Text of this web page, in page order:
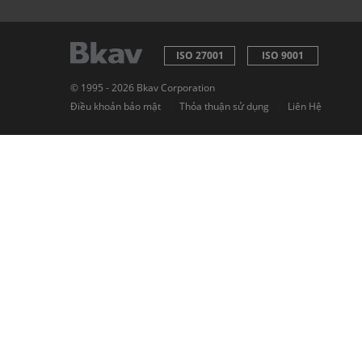
ISO 27001 ISO 9001
© 1995 - 2026 Bkav Corporation
Điều khoản bảo mật
Thỏa thuận sử dụng Liên Hệ